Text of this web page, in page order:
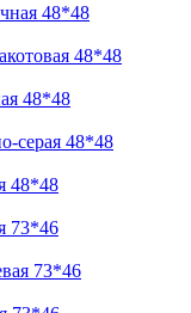
48*48
48*48
48*48
серая 48*48
48*48
73*46
73*46